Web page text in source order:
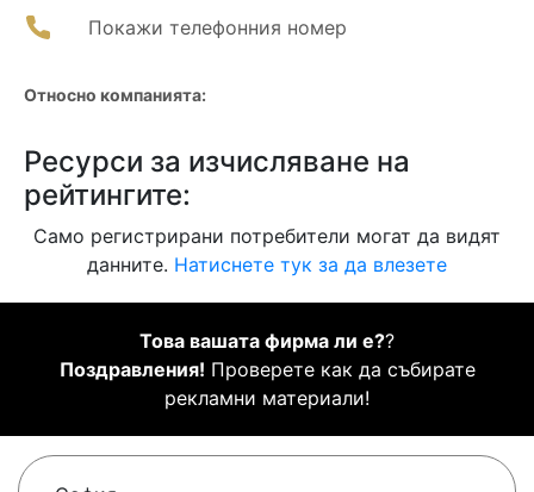
Покажи телефонния номер
Относно компанията:
Ресурси за изчисляване на
рейтингите:
Само регистрирани потребители могат да видят
данните. Натиснете тук за да влезете
Това вашата фирма ли е??
Поздравления! Проверете как да събирате
рекламни материали!